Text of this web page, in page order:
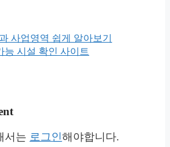
사업영역 쉽게 알아보기
능 시설 확인 사이트
서는 로그인해야합니다.